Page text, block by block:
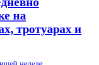
на
тротуарах и